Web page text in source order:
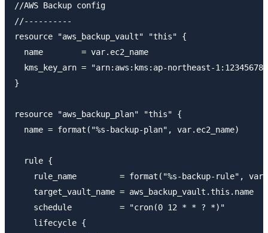
//AWS Backup config
//----------
resource "aws_backup_vault" "this" {
  name        = var.ec2_name
kms_key_arn = "arn:aws:kms:ap-northeast-
}
resource "aws_backup_plan" "this" {
  name = format("%s-backup-plan", var.ec2_name)
  rule {
rule_name         = format("%s-backup-rule",
    target_vault_name = aws_backup_vault.this.name
    schedule          = "cron(0 12 * * ? *)"
    lifecycle {